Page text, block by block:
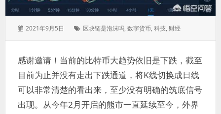
发
2021年9月5日
标
区块链是泡沫吗,数字货币,科技, 财经
感谢邀请！当前的比特币大趋势依旧是下跌，截至
目前为止并没有走出下跌通道，将K线切换成日线
可以非常清楚的看出来，至少没有明确的筑底信号
出现。从今年2月开启的熊市一直延续至今，外界